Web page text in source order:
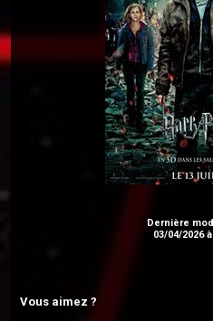
Dernière
03/04/2026
Vous aimez ?